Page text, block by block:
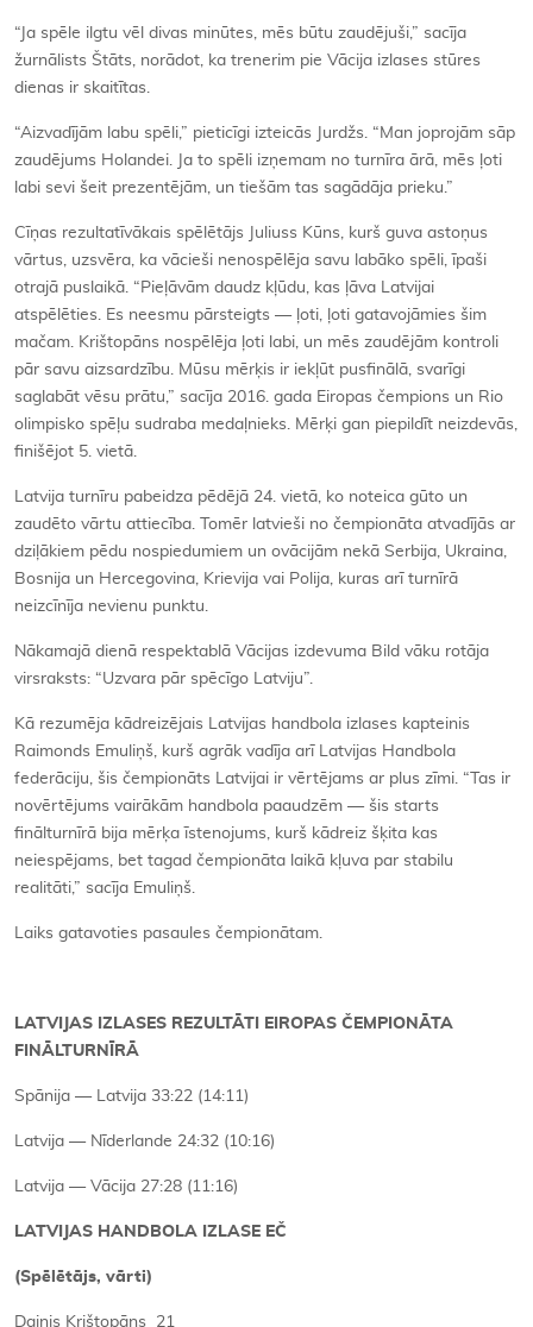
“Ja spēle ilgtu vēl divas minūtes, mēs būtu zaudējuši,” sacīja
žurnālists Štāts, norādot, ka trenerim pie Vācija izlases stūres
dienas ir skaitītas.
“Aizvadījām labu spēli,” pieticīgi izteicās Jurdžs. “Man joprojām sāp
zaudējums Holandei. Ja to spēli izņemam no turnīra ārā, mēs ļoti
labi sevi šeit prezentējām, un tiešām tas sagādāja prieku.”
Cīņas rezultatīvākais spēlētājs Juliuss Kūns, kurš guva astoņus
vārtus, uzsvēra, ka vācieši nenospēlēja savu labāko spēli, īpaši
otrajā puslaikā. “Pieļāvām daudz kļūdu, kas ļāva Latvijai
atspēlēties. Es neesmu pārsteigts — ļoti, ļoti gatavojāmies šim
mačam. Krištopāns nospēlēja ļoti labi, un mēs zaudējām kontroli
pār savu aizsardzību. Mūsu mērķis ir iekļūt pusfinālā, svarīgi
saglabāt vēsu prātu,” sacīja 2016. gada Eiropas čempions un Rio
olimpisko spēļu sudraba medaļnieks. Mērķi gan piepildīt neizdevās,
finišējot 5. vietā.
Latvija turnīru pabeidza pēdējā 24. vietā, ko noteica gūto un
zaudēto vārtu attiecība. Tomēr latvieši no čempionāta atvadījās ar
dziļākiem pēdu nospiedumiem un ovācijām nekā Serbija, Ukraina,
Bosnija un Hercegovina, Krievija vai Polija, kuras arī turnīrā
neizcīnīja nevienu punktu.
Nākamajā dienā respektablā Vācijas izdevuma Bild vāku rotāja
virsraksts: “Uzvara pār spēcīgo Latviju”.
Kā rezumēja kādreizējais Latvijas handbola izlases kapteinis
Raimonds Emuliņš, kurš agrāk vadīja arī Latvijas Handbola
federāciju, šis čempionāts Latvijai ir vērtējams ar plus zīmi. “Tas ir
novērtējums vairākām handbola paaudzēm — šis starts
finālturnīrā bija mērķa īstenojums, kurš kādreiz šķita kas
neiespējams, bet tagad čempionāta laikā kļuva par stabilu
realitāti,” sacīja Emuliņš.
Laiks gatavoties pasaules čempionātam.
LATVIJAS IZLASES REZULTĀTI EIROPAS ČEMPIONĀTA
FINĀLTURNĪRĀ
Spānija — Latvija 33:22 (14:11)
Latvija — Nīderlande 24:32 (10:16)
Latvija — Vācija 27:28 (11:16)
LATVIJAS HANDBOLA IZLASE EČ
(Spēlētājs, vārti)
Dainis Krištopāns 21